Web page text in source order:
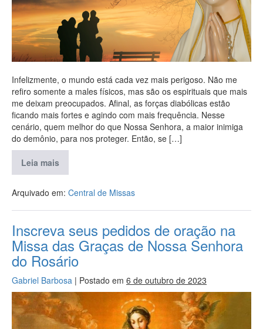
Infelizmente, o mundo está cada vez mais perigoso. Não me
refiro somente a males físicos, mas são os espirituais que mais
me deixam preocupados. Afinal, as forças diabólicas estão
ficando mais fortes e agindo com mais frequência. Nesse
cenário, quem melhor do que Nossa Senhora, a maior inimiga
do demônio, para nos proteger. Então, se […]
Leia mais
Arquivado em: Central de Missas
Inscreva seus pedidos de oração na
Missa das Graças de Nossa Senhora
do Rosário
Gabriel Barbosa | Postado em 6 de outubro de 2023